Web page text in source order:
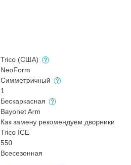
Trico (США)
NeoForm
Симметричный
1
Бескаркасная
Bayonet Arm
Как замену рекомендуем дворники
Trico ICE
550
Всесезонная